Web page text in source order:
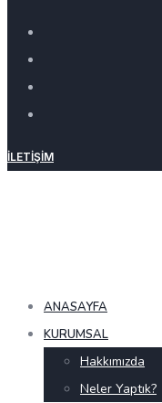
İLETIŞIM
ANASAYFA
KURUMSAL
Hakkımızda
Neler Yaptık?